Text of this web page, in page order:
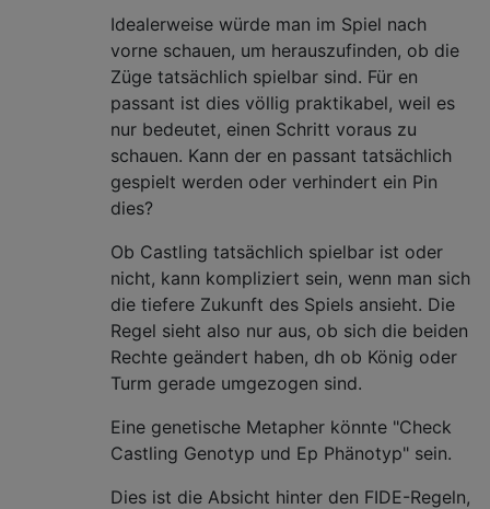
Idealerweise würde man im Spiel nach
vorne schauen, um herauszufinden, ob die
Züge tatsächlich spielbar sind. Für en
passant ist dies völlig praktikabel, weil es
nur bedeutet, einen Schritt voraus zu
schauen. Kann der en passant tatsächlich
gespielt werden oder verhindert ein Pin
dies?
Ob Castling tatsächlich spielbar ist oder
nicht, kann kompliziert sein, wenn man sich
die tiefere Zukunft des Spiels ansieht. Die
Regel sieht also nur aus, ob sich die beiden
Rechte geändert haben, dh ob König oder
Turm gerade umgezogen sind.
Eine genetische Metapher könnte "Check
Castling Genotyp und Ep Phänotyp" sein.
Dies ist die Absicht hinter den FIDE-Regeln,